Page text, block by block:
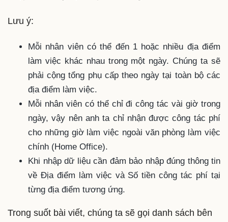
Lưu ý:
Mỗi nhân viên có thể đến 1 hoặc nhiều địa điểm
làm việc khác nhau trong một ngày. Chúng ta sẽ
phải cộng tổng phụ cấp theo ngày tại toàn bộ các
địa điểm làm việc.
Mỗi nhân viên có thể chỉ đi công tác vài giờ trong
ngày, vậy nên anh ta chỉ nhận được công tác phí
cho những giờ làm việc ngoài văn phòng làm việc
chính (Home Office).
Khi nhập dữ liệu cần đảm bảo nhập đúng thông tin
về Địa điểm làm việc và Số tiền công tác phí tại
từng địa điểm tương ứng.
Trong suốt bài viết, chúng ta sẽ gọi danh sách bên